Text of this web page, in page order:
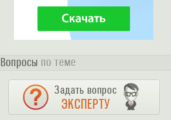
Вопросы по теме
Задать вопрос
ЭКСПЕРТУ